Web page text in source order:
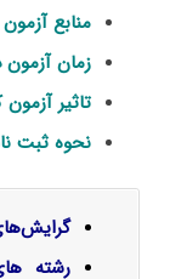
منابع
زمان آزمون
تاثیر
نحوه ثبت نام
رشته